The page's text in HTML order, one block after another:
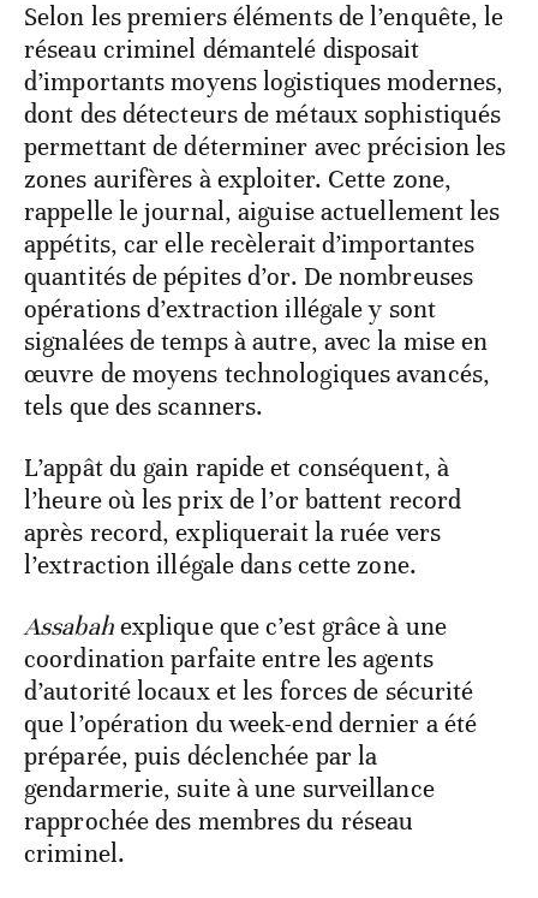
Selon les premiers éléments de l’enquête, le
réseau criminel démantelé disposait
d’importants moyens logistiques modernes,
dont des détecteurs de métaux sophistiqués
permettant de déterminer avec précision les
zones aurifères à exploiter. Cette zone,
rappelle le journal, aiguise actuellement les
appétits, car elle recèlerait d’importantes
quantités de pépites d’or. De nombreuses
opérations d’extraction illégale y sont
signalées de temps à autre, avec la mise en
œuvre de moyens technologiques avancés,
tels que des scanners.
L’appât du gain rapide et conséquent, à
l’heure où les prix de l’or battent record
après record, expliquerait la ruée vers
l’extraction illégale dans cette zone.
Assabahexplique que c’est grâce à une
coordination parfaite entre les agents
d’autorité locaux et les forces de sécurité
que l’opération du week-end dernier a été
préparée, puis déclenchée par la
gendarmerie, suite à une surveillance
rapprochée des membres du réseau
criminel.